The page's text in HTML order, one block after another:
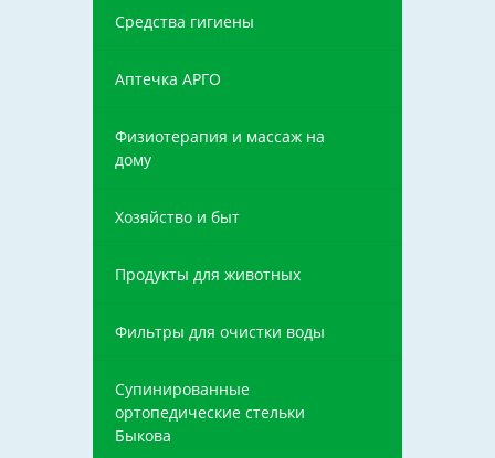
Средства гигиены
Аптечка АРГО
Физиотерапия и массаж на
дому
Хозяйство и быт
Продукты для животных
Фильтры для очистки воды
Супинированные
ортопедические стельки
Быкова